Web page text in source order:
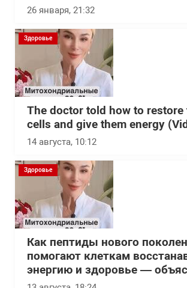
26 января, 21:32
Здоровье
The doctor told how to restore
cells and give them energy
14 августа, 10:12
Здоровье
Как пептиды нового
помогают клеткам
энергию и здоровье —